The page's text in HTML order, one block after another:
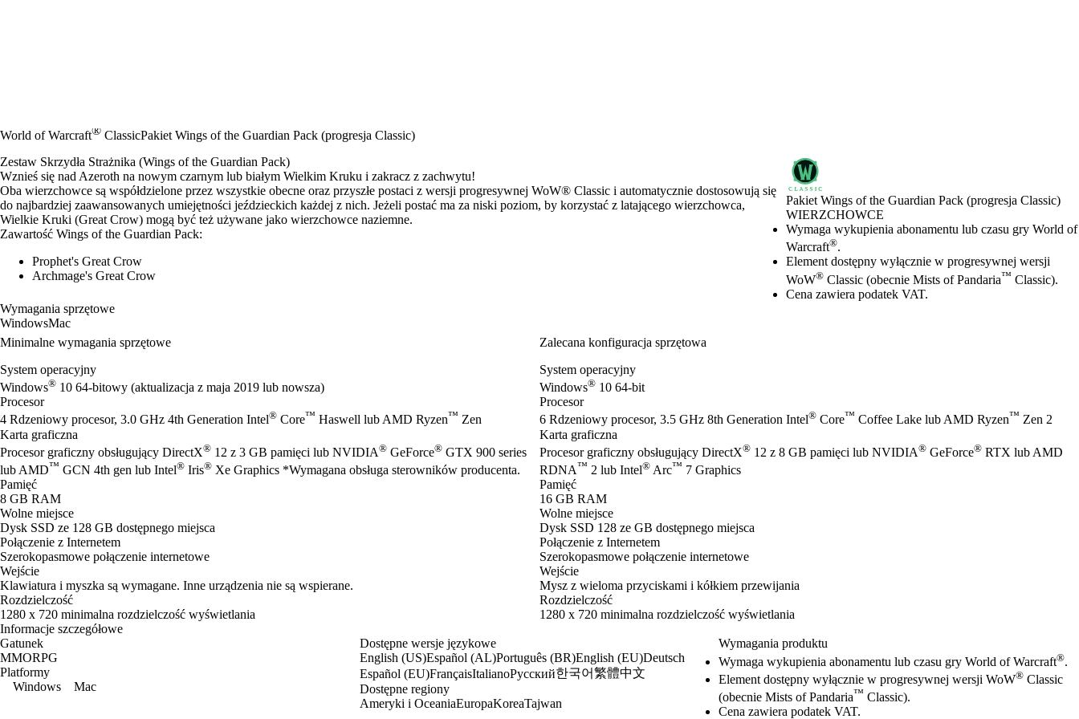
World of Warcraft® ClassicPakiet Wings of the Guardian Pack (progresja Classic)
Pakiet Wings of the Guardian Pack (progresja Classic)
WIERZCHOWCE
Cena
Available actions
Wymaga wykupienia abonamentu lub czasu gry World of
Warcraft®.
Element dostępny wyłącznie w progresywnej wersji
WoW® Classic (obecnie Mists of Pandaria™ Classic).
Cena zawiera podatek VAT.
Zestaw Skrzydła Strażnika (Wings of the Guardian Pack)
Wznieś się nad Azeroth na nowym czarnym lub białym Wielkim Kruku i zakracz z zachwytu!
Oba wierzchowce są współdzielone przez wszystkie obecne oraz przyszłe postaci z wersji progresywnej WoW® Classic i automatycznie dostosowują się
do najbardziej zaawansowanych umiejętności jeździeckich każdej z nich. Jeżeli postać ma za niski poziom, by korzystać z latającego wierzchowca,
Wielkie Kruki (Great Crow) mogą być też używane jako wierzchowce naziemne.
Zawartość Wings of the Guardian Pack:
Prophet's Great Crow
Archmage's Great Crow
Wymagania sprzętowe
WindowsMac
Minimalne wymagania sprzętowe
System operacyjny
Windows® 10 64-bitowy (aktualizacja z maja 2019 lub nowsza)
Procesor
4 Rdzeniowy procesor, 3.0 GHz 4th Generation Intel® Core™ Haswell lub AMD Ryzen™ Zen
Karta graficzna
Procesor graficzny obsługujący DirectX® 12 z 3 GB pamięci lub NVIDIA® GeForce® GTX 900 series
lub AMD™ GCN 4th gen lub Intel® Iris® Xe Graphics *Wymagana obsługa sterowników producenta.
Pamięć
8 GB RAM
Wolne miejsce
Dysk SSD ze 128 GB dostępnego miejsca
Połączenie z Internetem
Szerokopasmowe połączenie internetowe
Wejście
Klawiatura i myszka są wymagane. Inne urządzenia nie są wspierane.
Rozdzielczość
1280 x 720 minimalna rozdzielczość wyświetlania
Zalecana konfiguracja sprzętowa
System operacyjny
Windows® 10 64-bit
Procesor
6 Rdzeniowy procesor, 3.5 GHz 8th Generation Intel® Core™ Coffee Lake lub AMD Ryzen™ Zen 2
Karta graficzna
Procesor graficzny obsługujący DirectX® 12 z 8 GB pamięci lub NVIDIA® GeForce® RTX lub AMD
RDNA™ 2 lub Intel® Arc™ 7 Graphics
Pamięć
16 GB RAM
Wolne miejsce
Dysk SSD 128 ze GB dostępnego miejsca
Połączenie z Internetem
Szerokopasmowe połączenie internetowe
Wejście
Mysz z wieloma przyciskami i kółkiem przewijania
Rozdzielczość
1280 x 720 minimalna rozdzielczość wyświetlania
Informacje szczegółowe
Gatunek
MMORPG
Platformy
Windows
Mac
Dostępne wersje językowe
English (US)Español (AL)Português (BR)English (EU)Deutsch
Español (EU)FrançaisItalianoРусский한국어繁體中文
Dostępne regiony
Ameryki i OceaniaEuropaKoreaTajwan
Wymagania produktu
Wymaga wykupienia abonamentu lub czasu gry World of Warcraft®.
Element dostępny wyłącznie w progresywnej wersji WoW® Classic
(obecnie Mists of Pandaria™ Classic).
Cena zawiera podatek VAT.